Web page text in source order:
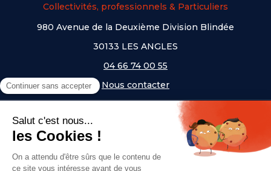
Collectivités, professionnels & Particuliers
980 Avenue de la Deuxième Division Blindée
30133 LES ANGLES
04 66 74 00 55
Nous contacter
NOS UNIVERS